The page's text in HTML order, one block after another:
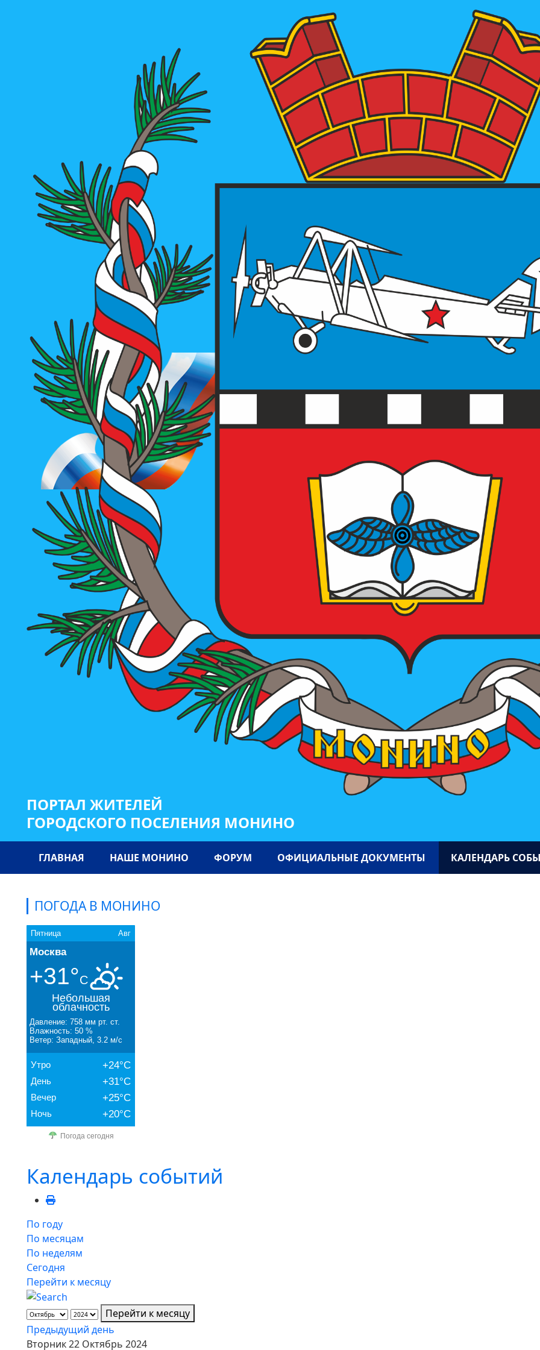
ПОРТАЛ ЖИТЕЛЕЙ
ГОРОДСКОГО ПОСЕЛЕНИЯ МОНИНО
ГЛАВНАЯ НАШЕ МОНИНО ФОРУМ ОФИЦИАЛЬНЫЕ ДОКУМЕНТЫ КАЛЕНДАРЬ
ПОГОДА В МОНИНО
Пятница Авг
Москва
+31°C
Небольшая
облачность
Давление: 758 мм рт. ст.
Влажность: 50 %
Ветер: Западный, 3.2 м/с
Утро +24°C
День +31°C
Вечер +25°C
Ночь +20°C
Погода сегодня
Календарь событий
По году
По месяцам
По неделям
Сегодня
Перейти к месяцу
Перейти к месяцу
Предыдущий день
Вторник 22 Октябрь 2024